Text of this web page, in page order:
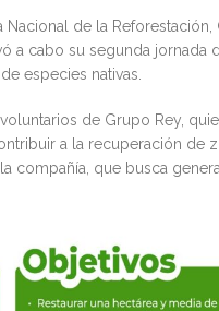
Nacional de la
a cabo su segunda
especies nativas.
de Grupo Rey,
a la recuperación de
compañía, que busca